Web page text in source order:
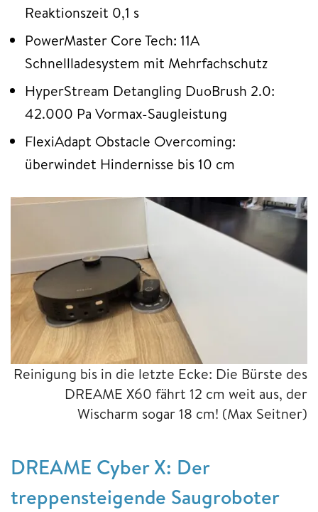
Reaktionszeit 0,1 s
PowerMaster Core Tech: 11A
Schnellladesystem mit Mehrfachschutz
HyperStream Detangling DuoBrush 2.0:
42.000 Pa Vormax-Saugleistung
FlexiAdapt Obstacle Overcoming:
überwindet Hindernisse bis 10 cm
Reinigung bis in die letzte Ecke: Die Bürste des
DREAME X60 fährt 12 cm weit aus, der
Wischarm sogar 18 cm! (Max Seitner)
DREAME Cyber X: Der
treppensteigende Saugroboter